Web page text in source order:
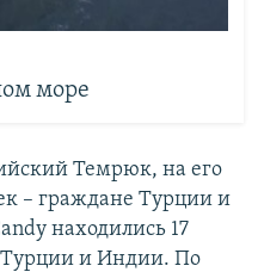
море
Темрюк, на его
– граждане Турции и
находились 17
Турции и Индии. По